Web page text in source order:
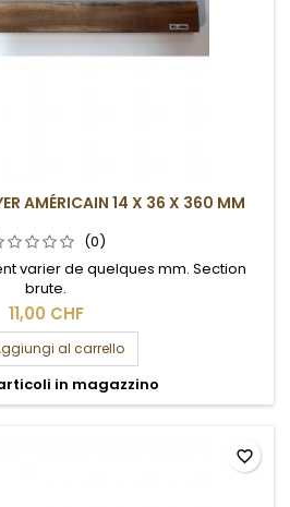
AMÉRICAIN 14 X 36 X 360 MM
(0)
varier de quelques mm. Section
brute.
11,00 CHF
al carrello
in magazzino
favorite_border